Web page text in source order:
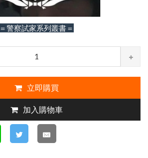
＝警察試家系列叢書＝
立即購買
加入購物車